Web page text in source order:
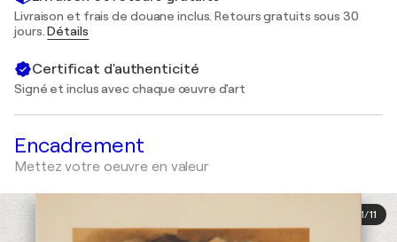
Livraison et frais de douane inclus. Retours gratuits sous 30
jours.Détails
Certificat d'authenticité
Signé et inclus avec chaque œuvre d'art
Encadrement
Mettez votre oeuvre en valeur
1/11